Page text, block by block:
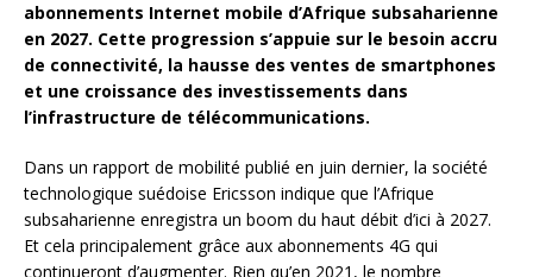
abonnements Internet mobile d’Afrique subsaharienne
en 2027. Cette progression s’appuie sur le besoin accru
de connectivité, la hausse des ventes de smartphones
et une croissance des investissements dans
l’infrastructure de télécommunications.
Dans un rapport de mobilité publié en juin dernier, la société
technologique suédoise Ericsson indique que l’Afrique
subsaharienne enregistra un boom du haut débit d’ici à 2027.
Et cela principalement grâce aux abonnements 4G qui
continueront d’augmenter. Rien qu’en 2021, le nombre